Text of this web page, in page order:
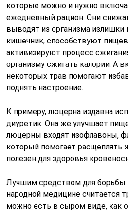
которые можно и нужно
ежедневный рацион. Они
выводят из организма
кишечник, способствуют
активизируют процесс
организму сжигать калории. А
некоторых трав помогают
поднять настроение.
К примеру, люцерна издавна
диуретик. Она же улучшает
люцерны входят изофлавоны,
который помогает расщеплять
полезен для здоровья
Лучшим средством для
народной медицине считается
можно есть в сыром виде, как